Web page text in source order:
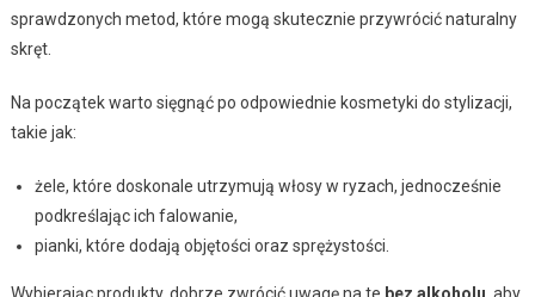
sprawdzonych metod, które mogą skutecznie przywrócić naturalny
skręt.
Na początek warto sięgnąć po odpowiednie kosmetyki do stylizacji,
takie jak:
żele, które doskonale utrzymują włosy w ryzach, jednocześnie
podkreślając ich falowanie,
pianki, które dodają objętości oraz sprężystości.